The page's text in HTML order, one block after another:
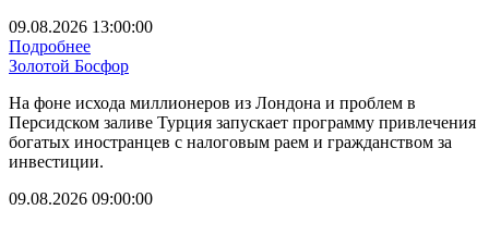
09.08.2026 13:00:00
Подробнее
Золотой Босфор
На фоне исхода миллионеров из Лондона и проблем в
Персидском заливе Турция запускает программу привлечения
богатых иностранцев с налоговым раем и гражданством за
инвестиции.
09.08.2026 09:00:00